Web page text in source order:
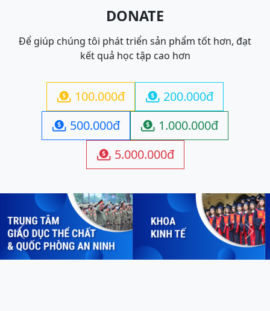
DONATE
Để giúp chúng tôi phát triển sản phẩm tốt hơn, đạt
kết quả học tập cao hơn
 100.000đ  200.000đ
 500.000đ  1.000.000đ
 5.000.000đ
Previous Next